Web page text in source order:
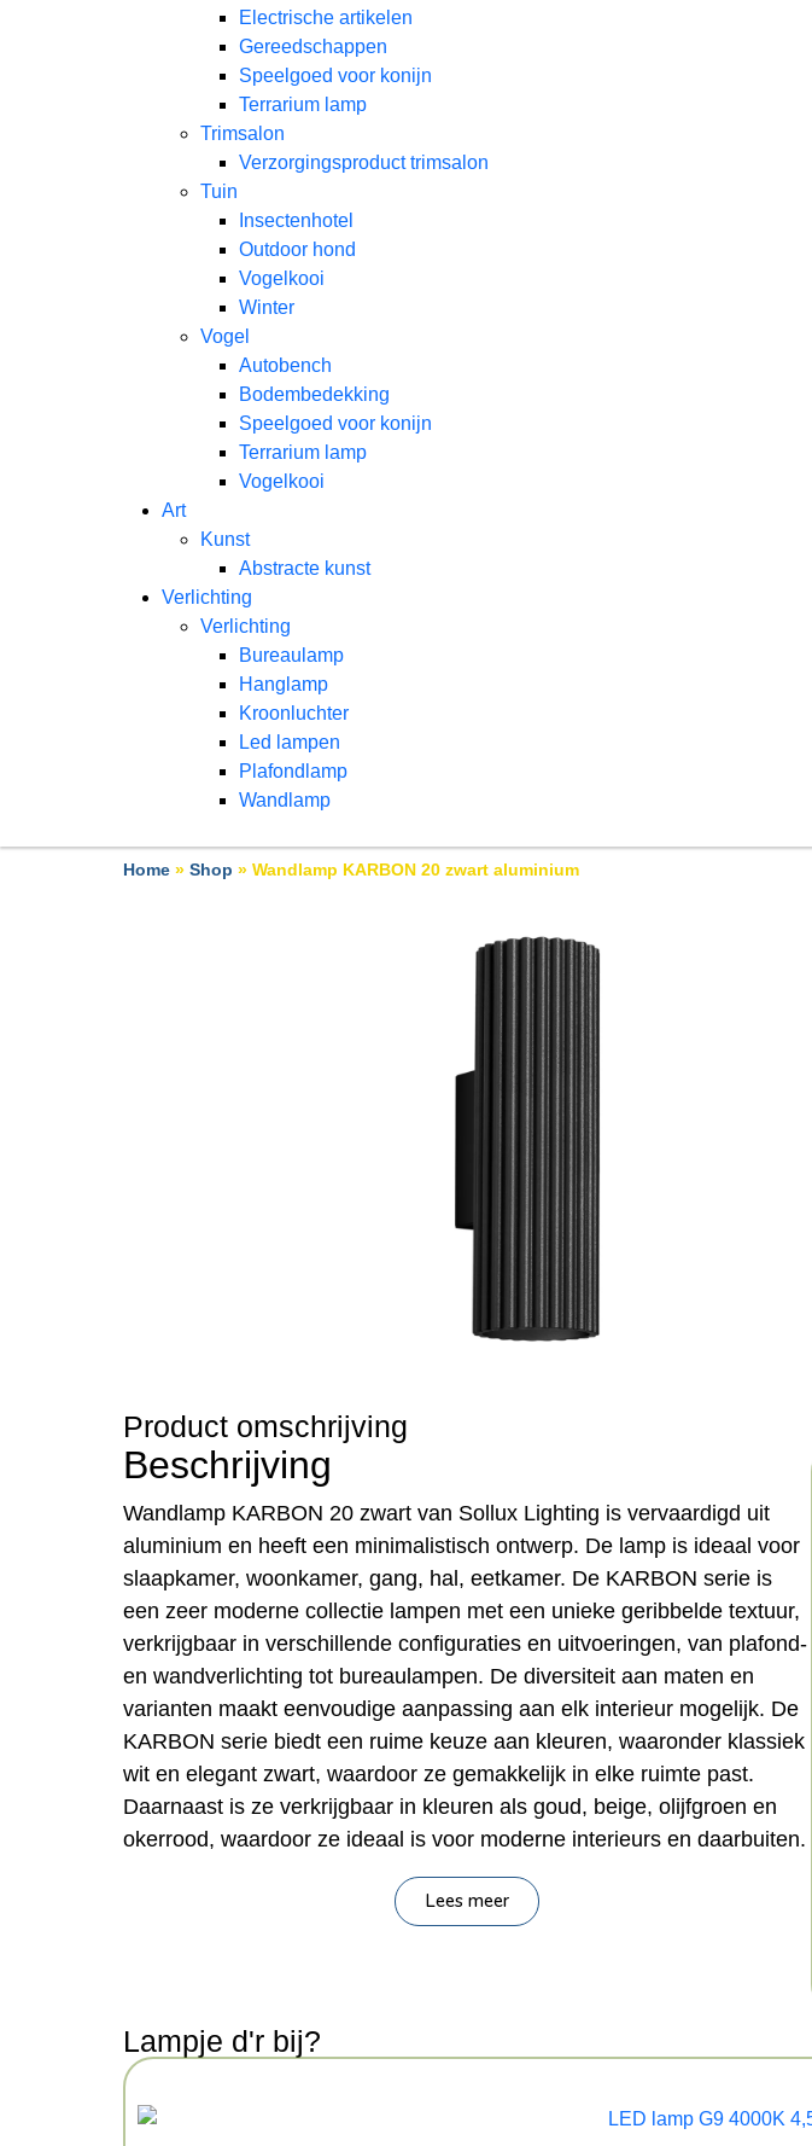
Electrische artikelen
Gereedschappen
Speelgoed voor konijn
Terrarium lamp
Trimsalon
Verzorgingsproduct trimsalon
Tuin
Insectenhotel
Outdoor hond
Vogelkooi
Winter
Vogel
Autobench
Bodembedekking
Speelgoed voor konijn
Terrarium lamp
Vogelkooi
Art
Kunst
Abstracte kunst
Verlichting
Verlichting
Bureaulamp
Hanglamp
Kroonluchter
Led lampen
Plafondlamp
Wandlamp
Home » Shop » Wandlamp KARBON 20 zwart aluminium
Product omschrijving
Beschrijving
Wandlamp KARBON 20 zwart van Sollux Lighting is vervaardigd uit
aluminium en heeft een minimalistisch ontwerp. De lamp is ideaal voor
slaapkamer, woonkamer, gang, hal, eetkamer. De KARBON serie is
een zeer moderne collectie lampen met een unieke geribbelde textuur,
verkrijgbaar in verschillende configuraties en uitvoeringen, van plafond-
en wandverlichting tot bureaulampen. De diversiteit aan maten en
varianten maakt eenvoudige aanpassing aan elk interieur mogelijk. De
KARBON serie biedt een ruime keuze aan kleuren, waaronder klassiek
wit en elegant zwart, waardoor ze gemakkelijk in elke ruimte past.
Daarnaast is ze verkrijgbaar in kleuren als goud, beige, olijfgroen en
okerrood, waardoor ze ideaal is voor moderne interieurs en daarbuiten.
Belangrijkste kenmerken
Kleur:Zwart
Lees meer
Lampje d'r bij?